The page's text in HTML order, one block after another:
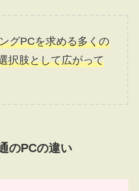
グPCを求める多くの
択肢として広がって
のPCの違い